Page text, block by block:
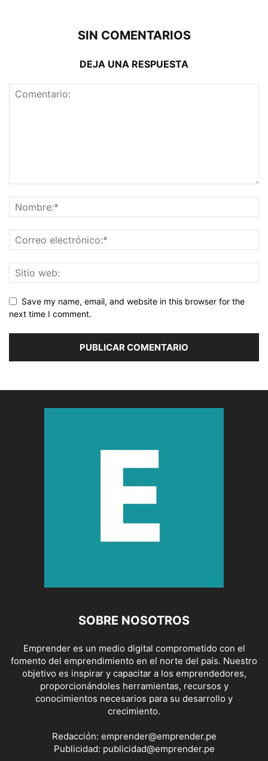
SIN COMENTARIOS
DEJA UNA RESPUESTA
Save my name, email, and website in this browser for the
next time I comment.
SOBRE NOSOTROS
Emprender es un medio digital comprometido con el
fomento del emprendimiento en el norte del país. Nuestro
objetivo es inspirar y capacitar a los emprendedores,
proporcionándoles herramientas, recursos y
conocimientos necesarios para su desarrollo y
crecimiento.
Redacción: emprender@emprender.pe
Publicidad: publicidad@emprender.pe